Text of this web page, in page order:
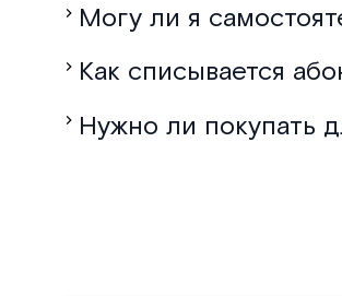
Могу ли я
Как списывается
Нужно ли покупать